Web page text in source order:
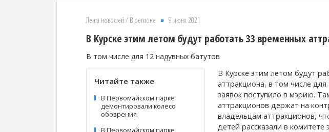
Лента новостей / В регионе 9 июня 2021
В Курске этим летом будут работать 33 временных
В том числе для 12 надувных батутов
Читайте также
В Первомайском парке
демонтировали колесо
обозрения
В Первомайском парке
В Курске этим летом будут
аттракциона, в том числе
заявок поступило в мэрию.
аттракционов держат на
владельцам аттракционов,
детей рассказали в комитете